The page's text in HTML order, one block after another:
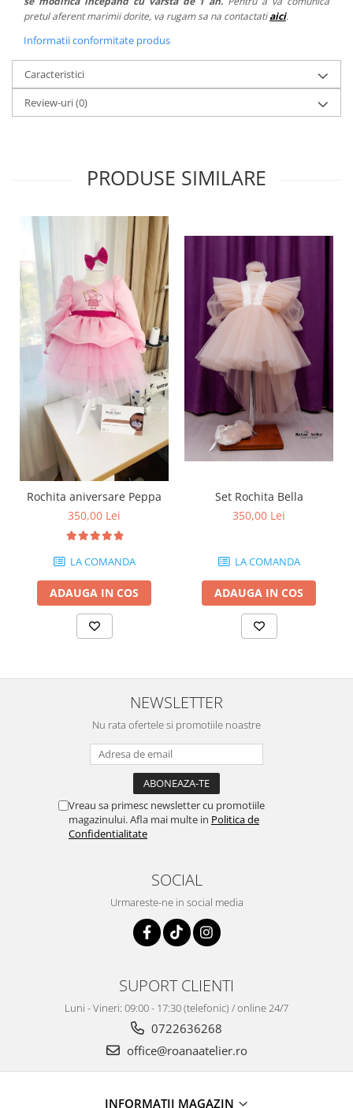
pretul aferent marimii dorite, va rugam sa na contactatiaici.
Informatii conformitate produs
Caracteristici
Review-uri(0)
PRODUSE SIMILARE
Rochita aniversare Peppa
350,00 Lei
LA COMANDA
ADAUGA IN COS
Set Rochita Bella
350,00 Lei
LA COMANDA
ADAUGA IN COS
NEWSLETTER
Nu rata ofertele si promotiile noastre
Vreau sa primesc newsletter cu promotiile
magazinului. Afla mai multe in Politica de
Confidentialitate
SOCIAL
Urmareste-ne in social media
SUPORT CLIENTI
Luni - Vineri: 09:00 - 17:30 (telefonic) / online 24/7
0722636268
office@roanaatelier.ro
INFORMATII MAGAZIN